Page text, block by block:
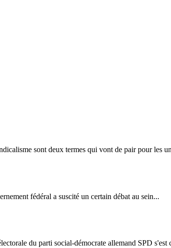
sont deux termes qui vont de pair pour les
fédéral a suscité un certain débat au sein...
du parti social-démocrate allemand SPD s'est